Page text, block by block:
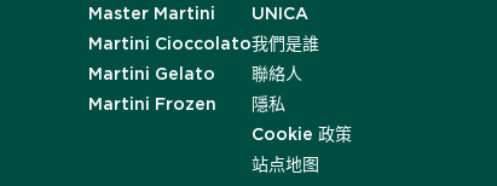
Master Martini
Martini Cioccolato
Martini Gelato
Martini Frozen
UNICA
我們是誰
聯絡人
隱私
Cookie 政策
站点地图